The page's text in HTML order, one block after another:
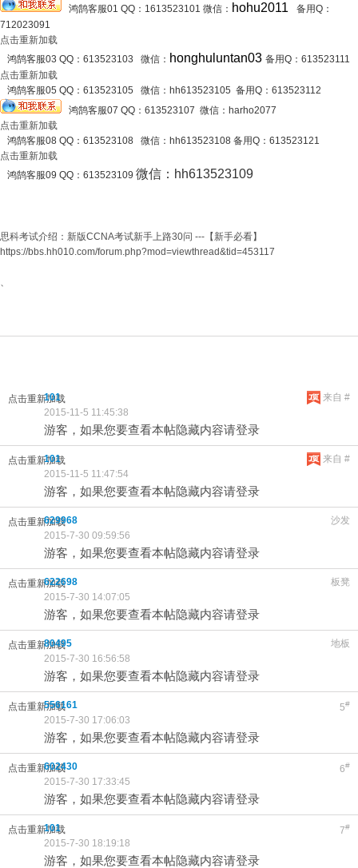
鸿鹄客服01 QQ：1613523101 微信： hohu2011
备用Q：
712023091
点击重新加载
鸿鹄客服03 QQ：613523103 微信： honghuluntan03 备用Q： 613523111
点击重新加载
鸿鹄客服05 QQ：613523105 微信：hh613523105 备用Q： 613523112
鸿鹄客服07 QQ： 613523107 微信：harho2077
点击重新加载
鸿鹄客服08 QQ：613523108 微信： hh613523108 备用Q： 613523121
点击重新加载
鸿鹄客服09 QQ：613523109 微信：hh613523109
思科考试介绍：新版CCNA考试新手上路30问 ---【新手必看】
https://bbs.hh010.com/forum.php?mod=viewthread&tid=453117
、
点击重新加载 来自 #
101
2015-11-5 11:45:38
游客，如果您要查看本帖隐藏内容请登录
点击重新加载 来自 #
101
2015-11-5 11:47:54
游客，如果您要查看本帖隐藏内容请登录
点击重新加载 沙发
629968
2015-7-30 09:59:56
游客，如果您要查看本帖隐藏内容请登录
点击重新加载 板凳
622698
2015-7-30 14:07:05
游客，如果您要查看本帖隐藏内容请登录
点击重新加载 地板
80495
2015-7-30 16:56:58
游客，如果您要查看本帖隐藏内容请登录
点击重新加载 5#
556161
2015-7-30 17:06:03
游客，如果您要查看本帖隐藏内容请登录
点击重新加载 6#
602430
2015-7-30 17:33:45
游客，如果您要查看本帖隐藏内容请登录
点击重新加载 7#
101
2015-7-30 18:19:18
游客，如果您要查看本帖隐藏内容请登录